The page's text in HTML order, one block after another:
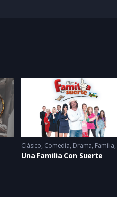
Clásico, Comedia, Drama, Familia,
Una Familia Con Suerte